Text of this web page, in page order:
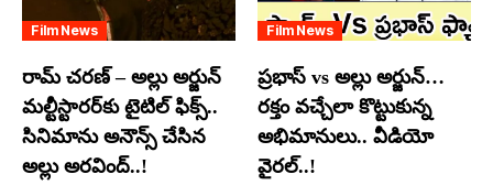
Film News
రామ్ చరణ్ – అల్లు అర్జున్
మల్టీస్టారర్​కు టైటిల్ ఫిక్స్..
సినిమాను అనౌన్స్ చేసిన
అల్లు అరవింద్..!
Film News
ప్రభాస్ vs అల్లు అర్జున్…
రక్తం వచ్చేలా కొట్టుకున్న
అభిమానులు.. వీడియో
వైరల్..!